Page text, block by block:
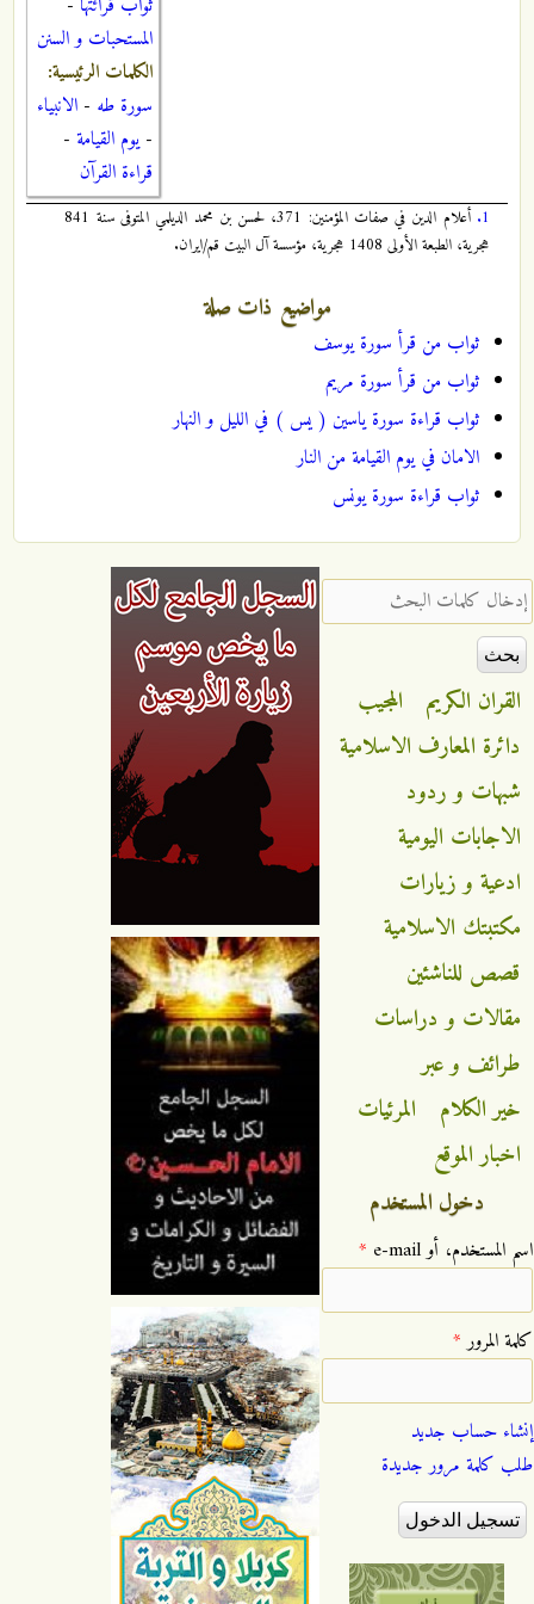
المستحبات و السنن
الكلمات الرئيسية:
سورة طه - الانبياء
-يوم القيامة -
قراءة القرآن
1.
أعلام الدين في صفات المؤمنين: 371، لحسن بن محمد الديلمي المتوفى سنة 841
هجرية، الطبعة الأولى 1408 هجرية، مؤسسة آل البيت قم/ايران.
مواضيع ذات صلة
ثواب من قرأ سورة يوسف
ثواب من قرأ سورة مريم
ثواب قراءة سورة ياسين ( يس ) في الليل و النهار
الامان في يوم القيامة من النار
ثواب قراءة سورة يونس
‏إدخال كلمات البحث ‏
القران الكريم
المجيب
دائرة المعارف الاسلامية
شبهات و ردود
الاجابات اليومية
ادعية و زيارات
مكتبتك الاسلامية
قصص للناشئين
مقالات و دراسات
طرائف و عبر
خير الكلام
المرئيات
اخبار الموقع
دخول المستخدم
‏اسم المستخدم، أو e-mail ‏ *
‏كلمة المرور ‏*
إنشاء حساب جديد
طلب كلمة مرور جديدة